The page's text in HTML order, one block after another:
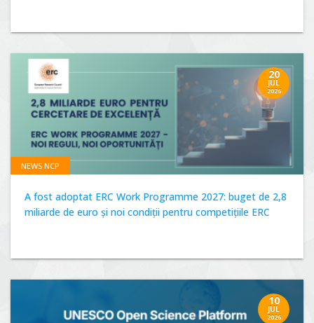
20
JUL
2026
NEWS NCP
A fost adoptat ERC Work Programme 2027: buget de 2,8
miliarde de euro și noi condiții pentru competițiile ERC
10
JUL
2026